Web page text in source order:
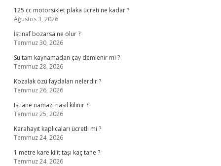
125 cc motorsiklet plaka ücreti ne kadar ?
Ağustos 3, 2026
İstinaf bozarsa ne olur ?
Temmuz 30, 2026
Su tam kaynamadan çay demlenir mi ?
Temmuz 28, 2026
Kozalak özü faydaları nelerdir ?
Temmuz 26, 2026
Istiane namazı nasıl kılınır ?
Temmuz 25, 2026
Karahayıt kaplıcaları ücretli mi ?
Temmuz 24, 2026
1 metre kare kilit taşı kaç tane ?
Temmuz 24, 2026